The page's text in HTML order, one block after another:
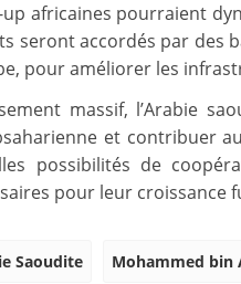
africaines pourraient
seront accordés par des
pour améliorer les
massif, l’Arabie
et contribuer
possibilités de
pour leur croissance
Saoudite Mohammed bin